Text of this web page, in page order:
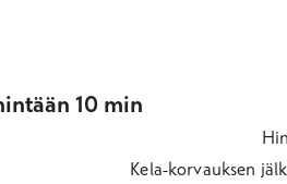
10 min
Kela-korvauksen